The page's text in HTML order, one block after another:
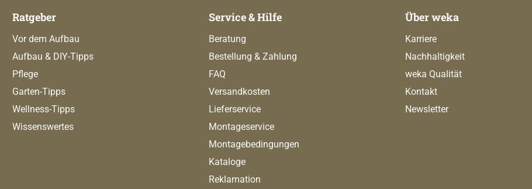
Ratgeber
Vor dem Aufbau
Aufbau & DIY-Tipps
Pflege
Garten-Tipps
Wellness-Tipps
Wissenswertes
Service & Hilfe
Beratung
Bestellung & Zahlung
FAQ
Versandkosten
Lieferservice
Montageservice
Montagebedingungen
Kataloge
Reklamation
Über weka
Karriere
Nachhaltigkeit
weka Qualität
Kontakt
Newsletter